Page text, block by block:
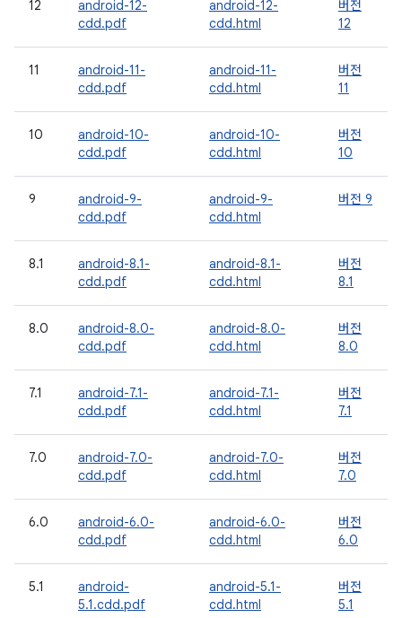
12
android-12-
cdd.pdf
android-12-
cdd.html
버전
12
11
android-11-
cdd.pdf
android-11-
cdd.html
버전
11
10
android-10-
cdd.pdf
android-10-
cdd.html
버전
10
9
android-9-
cdd.pdf
android-9-
cdd.html
버전 9
8.1
android-8.1-
cdd.pdf
android-8.1-
cdd.html
버전
8.1
8.0
android-8.0-
cdd.pdf
android-8.0-
cdd.html
버전
8.0
7.1
android-7.1-
cdd.pdf
android-7.1-
cdd.html
버전
7.1
7.0
android-7.0-
cdd.pdf
android-7.0-
cdd.html
버전
7.0
6.0
android-6.0-
cdd.pdf
android-6.0-
cdd.html
버전
6.0
5.1
android-
5.1.cdd.pdf
android-5.1-
cdd.html
버전
5.1